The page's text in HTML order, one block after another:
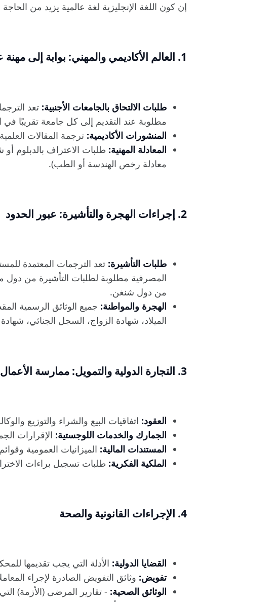
إن كون اللغة الإنجليزية لغة عالمية يزيد من
1. العالم الأكاديمي والمهني: بوابة إلى مهنة عالمية
طلبات الالتحاق بالجامعات الأجنبية: تعد
مطلوبة عند التقديم إلى كل جامعة تقريبًا في
المنشورات الأكاديمية: ترجمة المقالات
المعادلة المهنية: طلبات الاعتراف بالدبلوم
معادلة رخص الهندسة أو الطب).
2. إجراءات الهجرة والتأشيرة: عبور الحدود
طلبات التأشيرة: تعد الترجمات المعتمدة
المصرفية مطلوبة لطلبات التأشيرة من دول
من دول شنغن.
الهجرة والمواطنة: جميع الوثائق الرسمية
الميلاد، شهادة الزواج، السجل الجنائي،
3. التجارة الدولية والتمويل: ممارسة الأعمال بثقة
العقود: اتفاقيات البيع والشراء والتوزيع
الجمارك والخدمات اللوجستية: الإقرارات
المستندات المالية: الميزانيات العمومية
الملكية الفكرية: طلبات تسجيل براءات
4. الإجراءات القانونية والصحة
القضايا الدولية: الأدلة التي يجب تقديمها
تفويض: وثائق التفويض الصادرة لإجراء
الوثائق الصحية: - تقارير المرضى (الأزمة)